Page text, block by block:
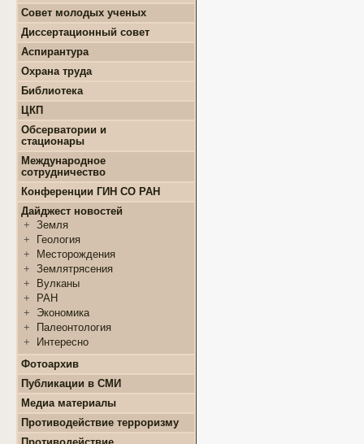
+ Программы Отделения
наук о Земле РАН
+
программы Сибирского
отделения РАН
Совет молодых ученых
+
+
Список молодых ученых
+
Положение о СМУ ГИН
СО РАН
+ ФЦП "ЖИЛИЩЕ"
+ Популяризация науки
Диссертационный совет
Аспирантура
+
деятельность
+ Информация для
поступающих
+ Поступление в ВУЗ
онлайн
+ Аттестация аспирантов
+ Личные кабинеты
аспирантов
+
Нормативные документы
+
Полезные ссылки
Охрана труда
Библиотека
ЦКП
+
+ Оборудование
+
образцов
+ Документы
Обсерватории и
стационары
+
+ Обсерватории
+
Стационары
+
Контакты
Международное
сотрудничество
Конференции ГИН СО РАН
Дайджест новостей
+ Земля
+
Геология
+
Месторождения
+ Землятрясения
+
Вулканы
+
РАН
+
Экономика
+
Палеонтология
+
Интересно
Фотоархив
Публикации в СМИ
Медиа материалы
Противодействие терроризму